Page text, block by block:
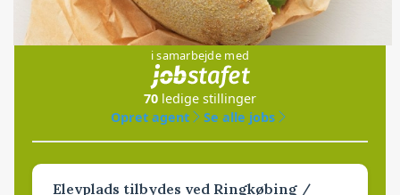
Jobs
i samarbejde med
70 ledige stillinger
Opret agent
Se alle jobs
Elevplads tilbydes ved Ringkøbing /